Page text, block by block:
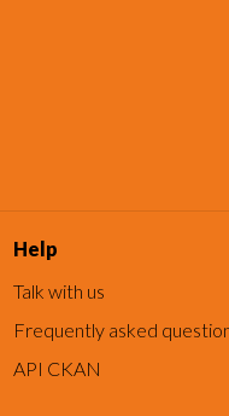
Help
Talk with us
Frequently asked
API CKAN